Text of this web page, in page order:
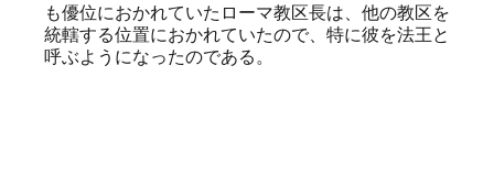
も優位におかれていたローマ教区長は、他の教区を
統轄する位置におかれていたので、特に彼を法王と
呼ぶようになったのである。